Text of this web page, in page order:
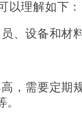
以理解如下：
、设备和材
，需要定期